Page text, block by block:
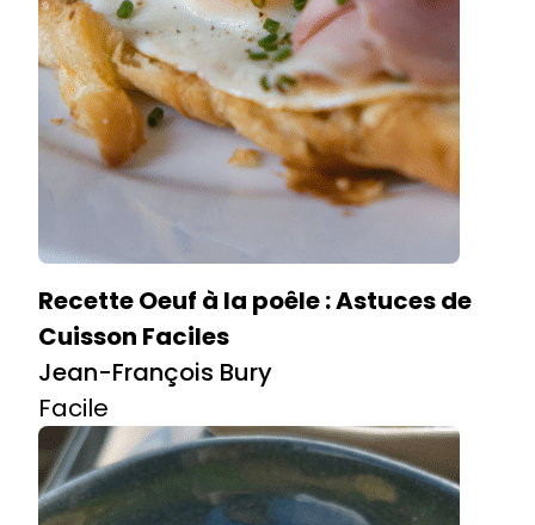
Recette Oeuf à la poêle : Astuces de
Cuisson Faciles
Jean-François Bury
Facile